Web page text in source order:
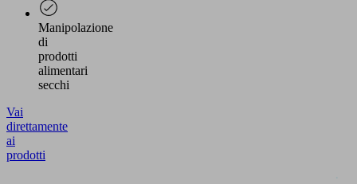
Manipolazione
di
prodotti
alimentari
secchi
Vai
direttamente
ai
prodotti